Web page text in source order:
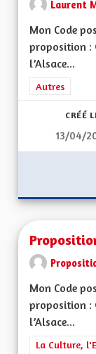
Laurent
Mon Code
proposition :
l’Alsace...
Filtrer les
Autres
CRÉÉ
13/04/
Mon Code
proposition :
l’Alsace...
Filtrer les
La Culture,